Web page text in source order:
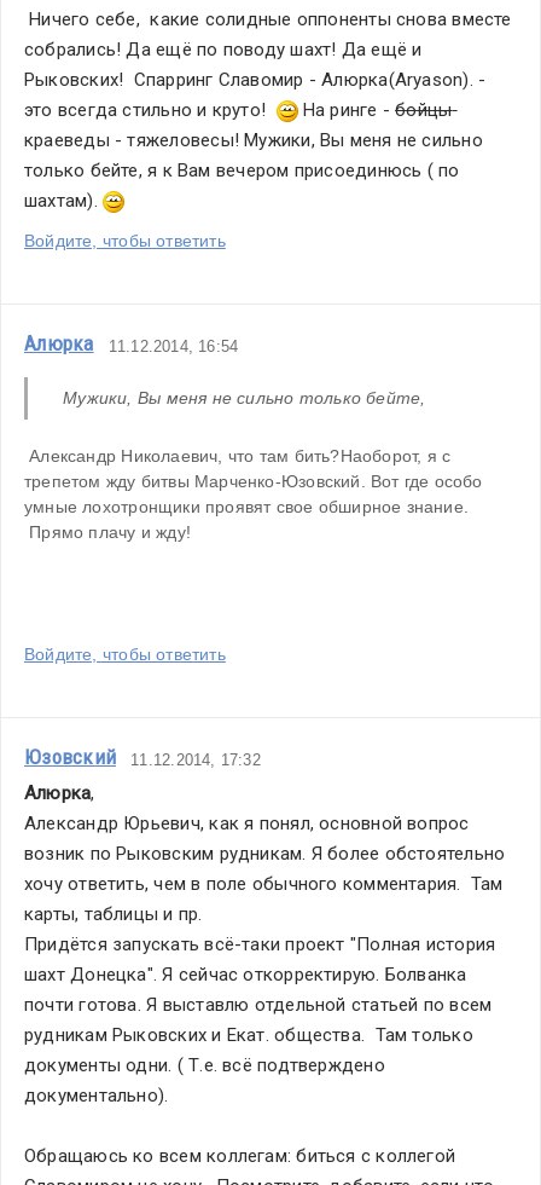
Ничего себе,  какие солидные оппоненты снова вместе
собрались! Да ещё по поводу шахт! Да ещё и
Рыковских!  Спарринг Славомир - Алюрка(Aryason). -
это всегда стильно и круто!
На ринге -
бойцы
краеведы - тяжеловесы! Мужики, Вы меня не сильно
только бейте, я к Вам вечером присоединюсь ( по
шахтам).
Войдите, чтобы ответить
Алюрка 11.12.2014, 16:54
Мужики, Вы меня не сильно только бейте,
Александр Николаевич, что там бить?Наоборот, я с
трепетом жду битвы Марченко-Юзовский. Вот где особо
умные лохотронщики проявят свое обширное знание.
Прямо плачу и жду!
Войдите, чтобы ответить
Юзовский 11.12.2014, 17:32
Алюрка,
Александр Юрьевич, как я понял, основной вопрос
возник по Рыковским рудникам. Я более обстоятельно
хочу ответить, чем в поле обычного комментария.  Там
карты, таблицы и пр.
Придётся запускать всё-таки проект "Полная история
шахт Донецка". Я сейчас откорректирую. Болванка
почти готова. Я выставлю отдельной статьей по всем
рудникам Рыковских и Екат. общества.  Там только
документы одни. ( Т.е. всё подтверждено
документально).
Обращаюсь ко всем коллегам: биться с коллегой